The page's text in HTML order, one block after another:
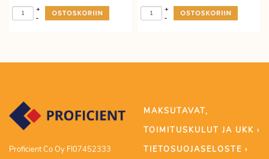
-
+
-
+
Proficient Co Oy FI07452333
MAKSUTAVAT,
TOIMITUSKULUT JA UKK ›
TIETOSUOJASELOSTE ›